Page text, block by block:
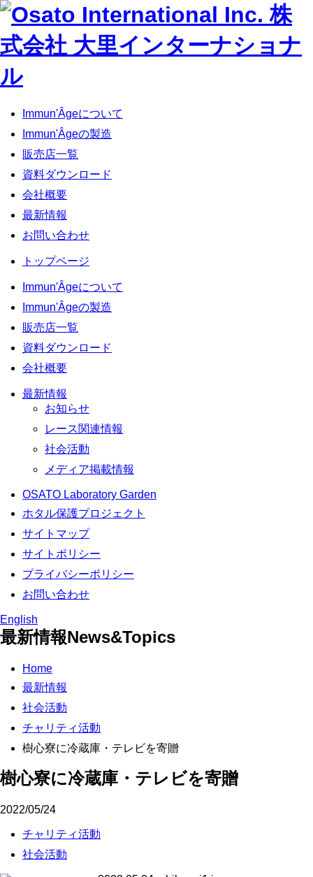
Immun'Âgeについて
Immun'Âgeの製造
販売店一覧
資料ダウンロード
会社概要
最新情報
お問い合わせ
トップページ
Immun'Âgeについて
Immun'Âgeの製造
販売店一覧
資料ダウンロード
会社概要
最新情報
お知らせ
レース関連情報
社会活動
メディア掲載情報
OSATO Laboratory Garden
ホタル保護プロジェクト
サイトマップ
サイトポリシー
プライバシーポリシー
お問い合わせ
English
最新情報News&Topics
Home
最新情報
社会活動
チャリティ活動
樹心寮に冷蔵庫・テレビを寄贈
樹心寮に冷蔵庫・テレビを寄贈
2022/05/24
チャリティ活動
社会活動